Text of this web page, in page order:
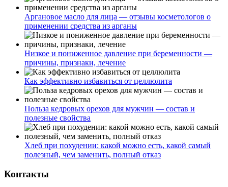
Аргановое масло для лица — отзывы косметологов о
применении средства из арганы
Низкое и пониженное давление при беременности —
причины, признаки, лечение
Как эффективно избавиться от целлюлита
Польза кедровых орехов для мужчин — состав и
полезные свойства
Хлеб при похудении: какой можно есть, какой самый
полезный, чем заменить, полный отказ
Контакты